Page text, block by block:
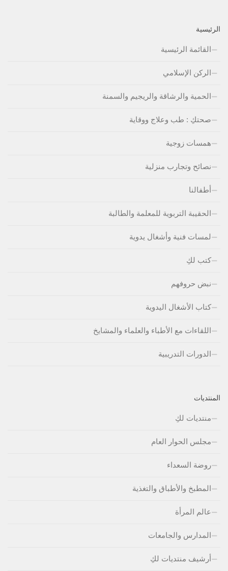
الرئيسية
القائمة الرئيسية
الركن الإسلامي
الحمية والرشاقة والريجيم والسمنة
صحتكِ : طب وعلاج ووقاية
همسات زوجية
نصائح وتجارب منزلية
أطفالنا
الحقيبة التربوية للمعلمة والطالبة
لمسات فنية وأشغال يدوية
كتب لكِ
نبض حروفهم
كتاب الأشغال اليدوية
اللقاءات مع الأطباء والعلماء والمشايخ
الدورات التدريبية
المنتديات
منتديات لكِ
مجلس الحوار العام
روضة السعداء
المطبخ والأطباق والتغذية
عالم المرأة
المدارس والجامعات
أرشيف منتديات لكِ